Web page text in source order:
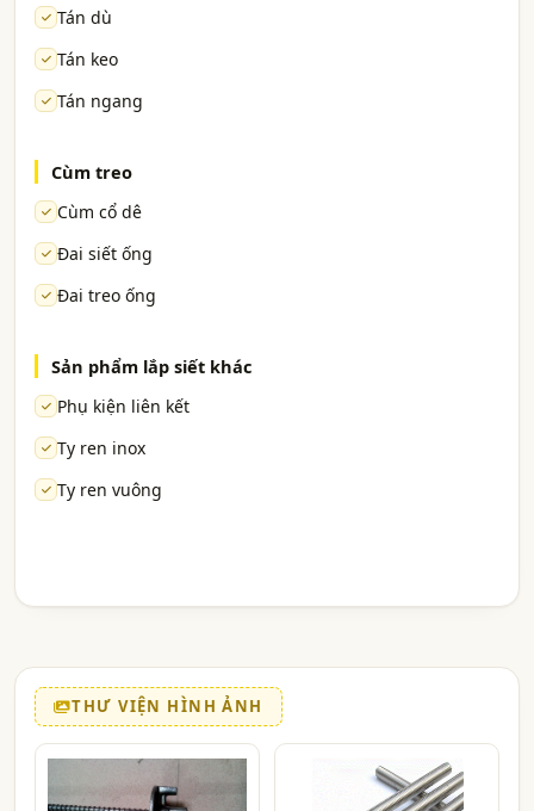
Tán dù
Tán keo
Tán ngang
Cùm treo
Cùm cổ dê
Đai siết ống
Đai treo ống
Sản phẩm lắp siết khác
Phụ kiện liên kết
Ty ren inox
Ty ren vuông
THƯ VIỆN HÌNH ẢNH